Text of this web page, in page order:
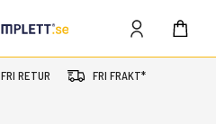
FRI RETUR FRI FRAKT*